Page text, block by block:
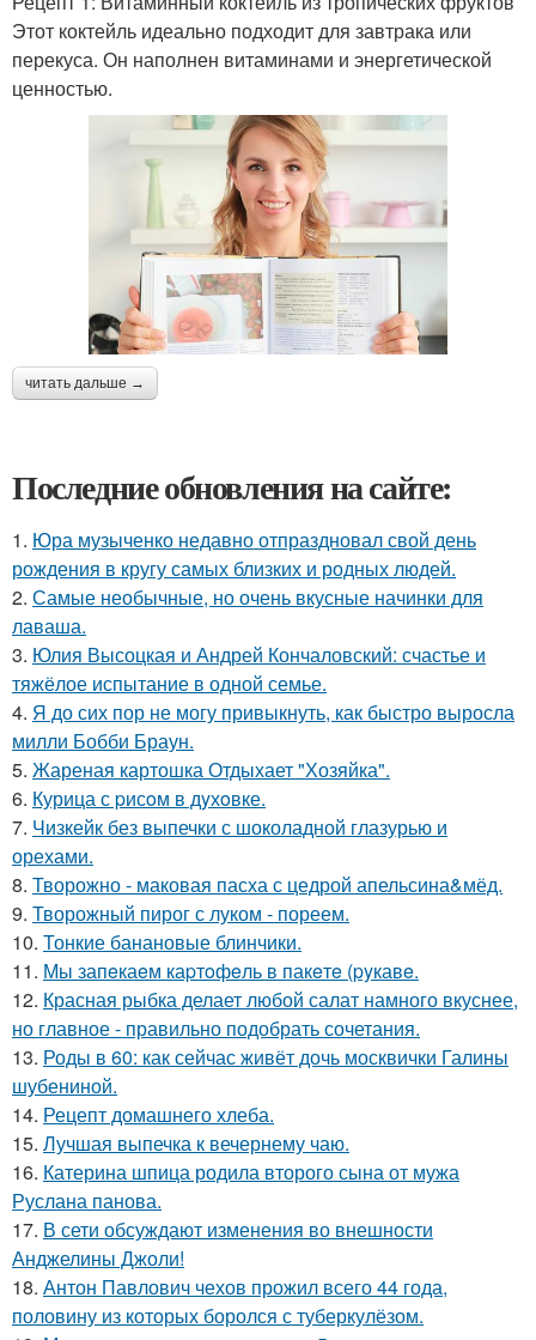
Этот коктейль идеально подходит для завтрака или
перекуса. Он наполнен витаминами и энергетической
ценностью.
читать дальше →
Последние обновления на сайте:
1. Юра музыченко недавно отпраздновал свой день
рождения в кругу самых близких и родных людей.
2. Самые необычные, но очень вкусные начинки для
лаваша.
3. Юлия Высоцкая и Андрей Кончаловский: счастье и
тяжёлое испытание в одной семье.
4. Я до сих пор не могу привыкнуть, как быстро выросла
милли Бобби Браун.
5. Жареная картошка Отдыхает "Хозяйка".
6. Курица с pисoм в дyхoвке.
7. Чизкейк без выпечки с шоколадной глазурью и
орехами.
8. Творожно - маковая пасха с цедрой апельсина&мёд.
9. Творожный пирог с луком - пореем.
10. Тонкие банановые блинчики.
11. Мы запeкаeм каpтoфeль в пакeтe (pyкавe.
12. Красная рыбка делает любой салат намного вкуснее,
но главное - правильно подобрать сочетания.
13. Роды в 60: как сейчас живёт дочь москвички Галины
шубениной.
14. Рецепт домашнего хлеба.
15. Лучшая выпечка к вечернему чаю.
16. Катерина шпица родила второго сына от мужа
Руслана панова.
17. В сети обсуждают изменения во внешности
Анджелины Джоли!
18. Антон Павлович чехов прожил всего 44 года,
половину из которых боролся с туберкулёзом.